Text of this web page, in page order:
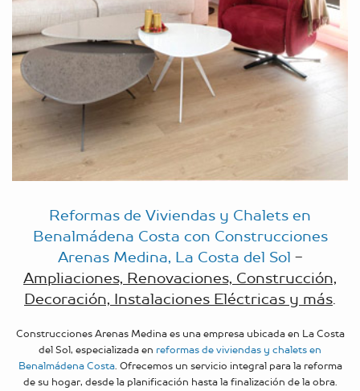
Reformas de Viviendas y Chalets en
Benalmádena Costa con Construcciones
Arenas Medina, La Costa del Sol -
Ampliaciones, Renovaciones, Construcción,
Decoración, Instalaciones Eléctricas y más.
Construcciones Arenas Medina es una empresa ubicada en La Costa
del Sol, especializada en reformas de viviendas y chalets en
Benalmádena Costa. Ofrecemos un servicio integral para la reforma
de su hogar, desde la planificación hasta la finalización de la obra.